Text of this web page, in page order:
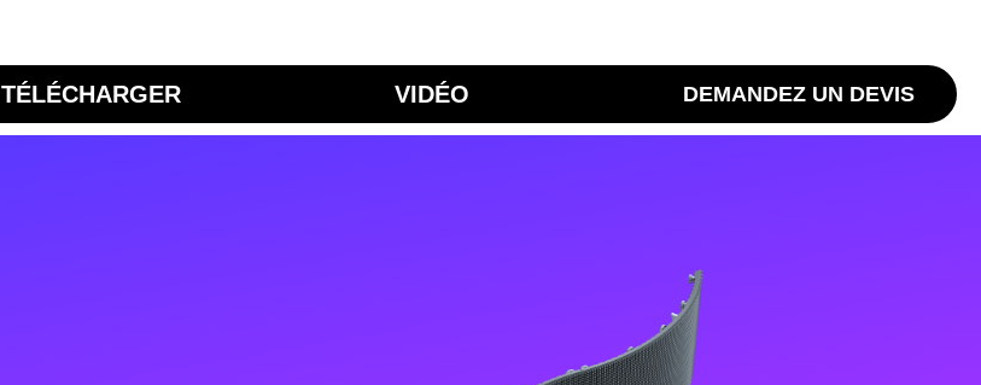
TÉLÉCHARGER VIDÉO DEMANDEZ UN DEVIS